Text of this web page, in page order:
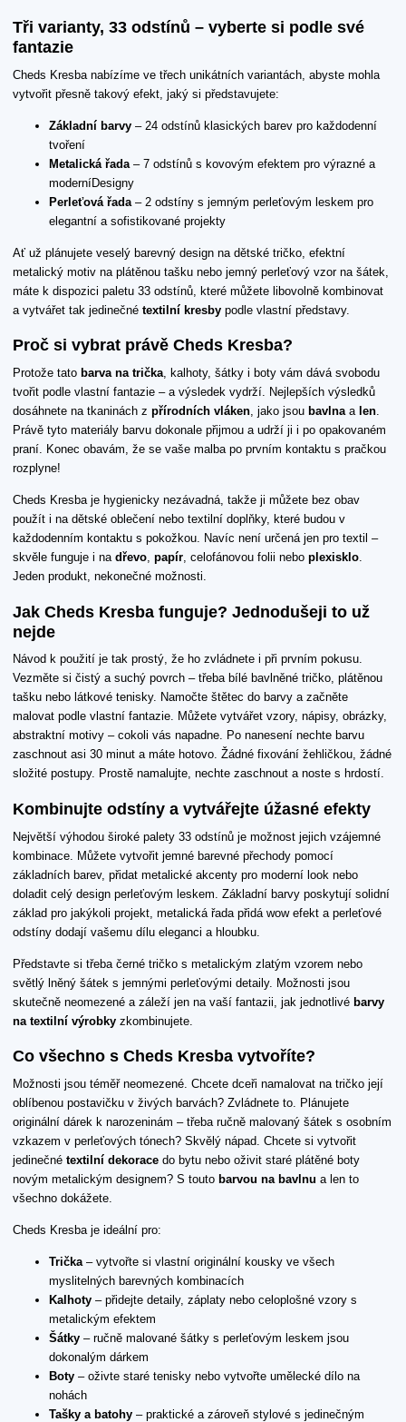
Tři varianty, 33 odstínů – vyberte si podle své
fantazie
Cheds Kresba nabízíme ve třech unikátních variantách, abyste mohla
vytvořit přesně takový efekt, jaký si představujete:
Základní barvy – 24 odstínů klasických barev pro každodenní
tvoření
Metalická řada – 7 odstínů s kovovým efektem pro výrazné a
moderníDesigny
Perleťová řada – 2 odstíny s jemným perleťovým leskem pro
elegantní a sofistikované projekty
Ať už plánujete veselý barevný design na dětské tričko, efektní
metalický motiv na plátěnou tašku nebo jemný perleťový vzor na šátek,
máte k dispozici paletu 33 odstínů, které můžete libovolně kombinovat
a vytvářet tak jedinečné textilní kresby podle vlastní představy.
Proč si vybrat právě Cheds Kresba?
Protože tato barva na trička, kalhoty, šátky i boty vám dává svobodu
tvořit podle vlastní fantazie – a výsledek vydrží. Nejlepších výsledků
dosáhnete na tkaninách z přírodních vláken, jako jsou bavlnaa len.
Právě tyto materiály barvu dokonale přijmou a udrží ji i po opakovaném
praní. Konec obavám, že se vaše malba po prvním kontaktu s pračkou
rozplyne!
Cheds Kresba je hygienicky nezávadná, takže ji můžete bez obav
použít i na dětské oblečení nebo textilní doplňky, které budou v
každodenním kontaktu s pokožkou. Navíc není určená jen pro textil –
skvěle funguje i na dřevo, papír, celofánovou folii nebo plexisklo.
Jeden produkt, nekonečné možnosti.
Jak Cheds Kresba funguje? Jednodušeji to už
nejde
Návod k použití je tak prostý, že ho zvládnete i při prvním pokusu.
Vezměte si čistý a suchý povrch – třeba bílé bavlněné tričko, plátěnou
tašku nebo látkové tenisky. Namočte štětec do barvy a začněte
malovat podle vlastní fantazie. Můžete vytvářet vzory, nápisy, obrázky,
abstraktní motivy – cokoli vás napadne. Po nanesení nechte barvu
zaschnout asi 30 minut a máte hotovo. Žádné fixování žehličkou, žádné
složité postupy. Prostě namalujte, nechte zaschnout a noste s hrdostí.
Kombinujte odstíny a vytvářejte úžasné efekty
Největší výhodou široké palety 33 odstínů je možnost jejich vzájemné
kombinace. Můžete vytvořit jemné barevné přechody pomocí
základních barev, přidat metalické akcenty pro moderní look nebo
doladit celý design perleťovým leskem. Základní barvy poskytují solidní
základ pro jakýkoli projekt, metalická řada přidá wow efekt a perleťové
odstíny dodají vašemu dílu eleganci a hloubku.
Představte si třeba černé tričko s metalickým zlatým vzorem nebo
světlý lněný šátek s jemnými perleťovými detaily. Možnosti jsou
skutečně neomezené a záleží jen na vaší fantazii, jak jednotlivé barvy
na textilní výrobky zkombinujete.
Co všechno s Cheds Kresba vytvoříte?
Možnosti jsou téměř neomezené. Chcete dceři namalovat na tričko její
oblíbenou postavičku v živých barvách? Zvládnete to. Plánujete
originální dárek k narozeninám – třeba ručně malovaný šátek s osobním
vzkazem v perleťových tónech? Skvělý nápad. Chcete si vytvořit
jedinečné textilní dekorace do bytu nebo oživit staré plátěné boty
novým metalickým designem? S touto barvou na bavlnu a len to
všechno dokážete.
Cheds Kresba je ideální pro:
Trička – vytvořte si vlastní originální kousky ve všech
myslitelných barevných kombinacích
Kalhoty – přidejte detaily, záplaty nebo celoplošné vzory s
metalickým efektem
Šátky – ručně malované šátky s perleťovým leskem jsou
dokonalým dárkem
Boty – oživte staré tenisky nebo vytvořte umělecké dílo na
nohách
Tašky a batohy – praktické a zároveň stylové s jedinečným